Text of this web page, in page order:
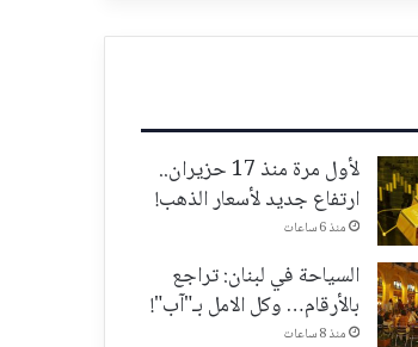
لأول مرة منذ 17 حزيران..
ارتفاع جديد لأسعار الذهب!
منذ 6 ساعات
السياحة في لبنان: تراجع
بالأرقام… وكل الامل بـ"آب"!
منذ 8 ساعات